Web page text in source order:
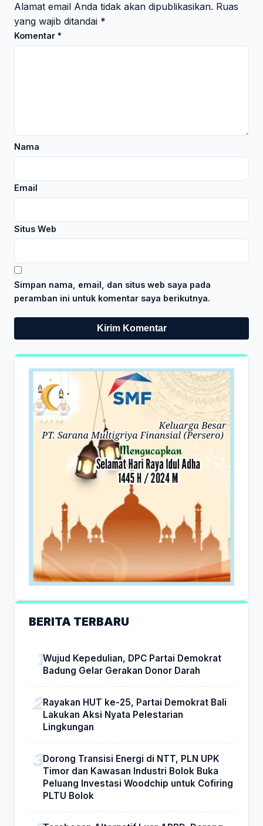
Alamat email Anda tidak akan dipublikasikan. Ruas
yang wajib ditandai *
Komentar *
Nama
Email
Situs Web
Simpan nama, email, dan situs web saya pada
peramban ini untuk komentar saya berikutnya.
BERITA TERBARU
Wujud Kepedulian, DPC Partai Demokrat
Badung Gelar Gerakan Donor Darah
Rayakan HUT ke-25, Partai Demokrat Bali
Lakukan Aksi Nyata Pelestarian
Lingkungan
Dorong Transisi Energi di NTT, PLN UPK
Timor dan Kawasan Industri Bolok Buka
Peluang Investasi Woodchip untuk Cofiring
PLTU Bolok